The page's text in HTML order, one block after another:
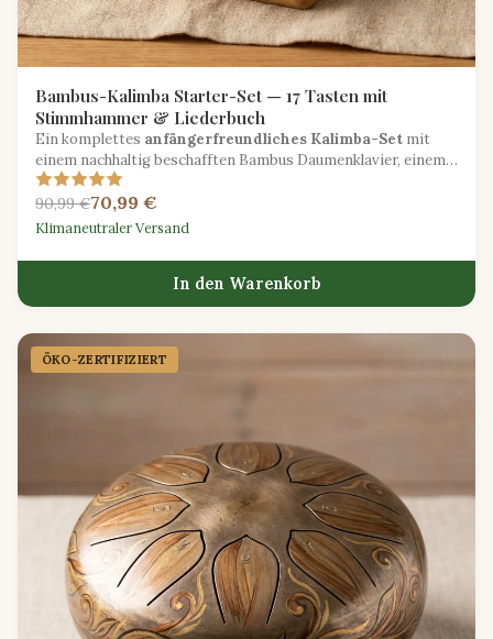
Bambus-Kalimba Starter-Set — 17 Tasten mit
Stimmhammer & Liederbuch
Ein komplettes anfängerfreundliches Kalimba-Set mit
einem nachhaltig beschafften Bambus Daumenklavier, einem
Stimmhammer, einer Tragetasche und einem illustrierten
Liederbuch.
90,99 €70,99 €
Klimaneutraler Versand
In den Warenkorb
ÖKO-ZERTIFIZIERT